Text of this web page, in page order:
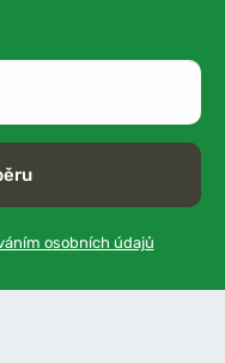
osobních údajů